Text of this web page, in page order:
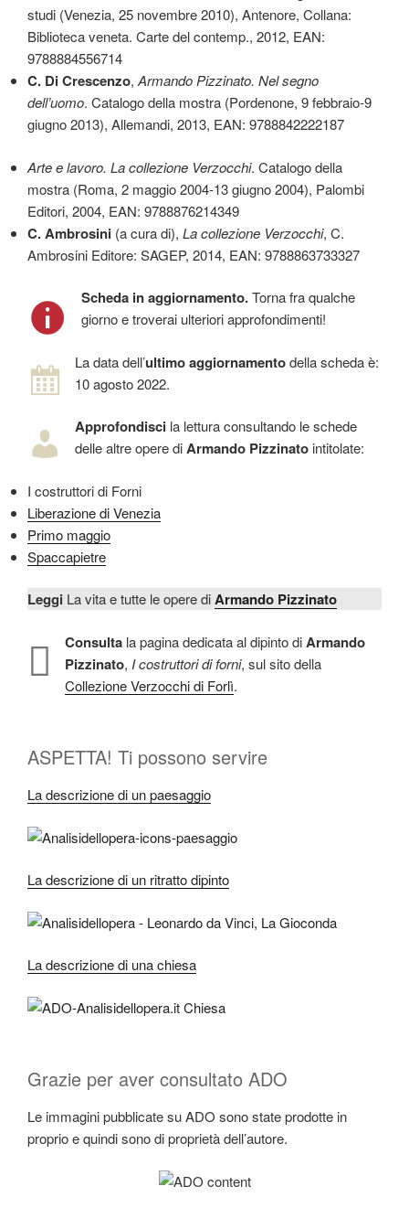
studi (Venezia, 25 novembre 2010), Antenore, Collana:
Biblioteca veneta. Carte del contemp., 2012, EAN:
9788884556714
C. Di Crescenzo, Armando Pizzinato. Nel segno
dell’uomo. Catalogo della mostra (Pordenone, 9 febbraio-9
giugno 2013), Allemandi, 2013, EAN: 9788842222187
Arte e lavoro. La collezione Verzocchi. Catalogo della
mostra (Roma, 2 maggio 2004-13 giugno 2004), Palombi
Editori, 2004, EAN: 9788876214349
C. Ambrosini (a cura di), La collezione Verzocchi, C.
Ambrosini Editore: SAGEP, 2014, EAN: 9788863733327
Scheda in aggiornamento.Torna fra qualche
giorno e troverai ulteriori approfondimenti!
La data dell’ultimo aggiornamentodella scheda è:
10 agosto 2022.
Approfondisci la lettura consultando le schede
delle altre opere diArmando Pizzinato intitolate:
I costruttori di Forni
Liberazione di Venezia
Primo maggio
Spaccapietre
Leggi La vita e tutte le opere diArmando Pizzinato
Consulta la pagina dedicata al dipinto diArmando
Pizzinato, I costruttori di forni, sul sito della
Collezione Verzocchi di Forlì.
ASPETTA! Ti possono servire
La descrizione di un paesaggio
La descrizione di un ritratto dipinto
La descrizione di una chiesa
Grazie per aver consultato ADO
Le immagini pubblicate su ADO sono state prodotte in
proprio e quindi sono di proprietà dell’autore.